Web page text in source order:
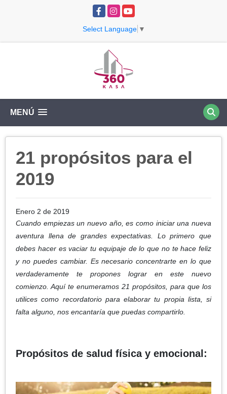
Facebook
InstagramYouTube
Select Language ▼
MENÚ
21 propósitos para el
2019
Enero 2 de 2019
Cuando empiezas un nuevo año, es como iniciar una nueva
aventura llena de grandes expectativas. Lo primero que
debes hacer es vaciar tu equipaje de lo que no te hace feliz
y no puedes cambiar. Es necesario concentrarte en lo que
verdaderamente te propones lograr en este nuevo
comienzo. Aquí te enumeramos 21 propósitos, para que los
utilices como recordatorio para elaborar tu propia lista, si
falta alguno, nos encantaría que puedas compartirlo.
Propósitos de salud física y emocional: